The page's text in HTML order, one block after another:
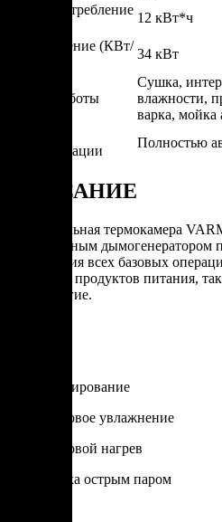
Энергопотребление
12 кВт*ч
Подключение (КВт/
34 кВт
Режим работы
Сушка,
влажности,
варка, мойка
автоматизации
Полностью
ОПИСАНИЕ
Универсальная термокамера
фрикционным дымогенератором
выполнения всех базовых
обработки продуктов питания,
сыр и другие.
Душирование
Паровое увлажнение
Паровой нагрев
Варка острым паром